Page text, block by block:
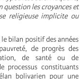
les croyances et
religieuse implicite ou
bilan positif des années
de progrès des
de santé ou de
processus constituants
bolivarien pour une